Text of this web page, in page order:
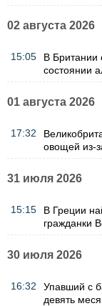
02 августа 2026
15:05
В Британии
состоянии
01 августа 2026
17:32
овощей из-
31 июля 2026
15:15
В Греции
гражданки
30 июля 2026
16:32
Упавший с
девять